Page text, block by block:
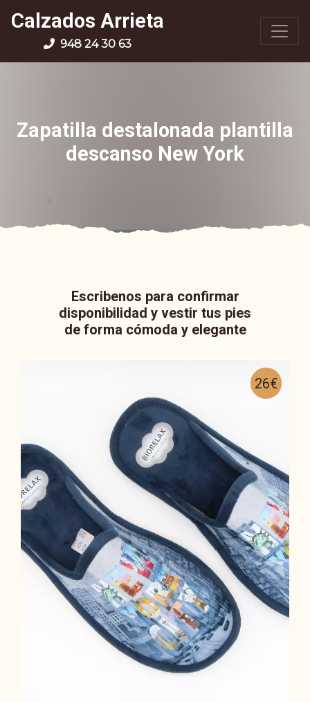
Calzados Arrieta
948 24 30 63
Zapatilla destalonada plantilla
descanso New York
Escribenos para confirmar
disponibilidad y vestir tus pies
de forma cómoda y elegante
26€